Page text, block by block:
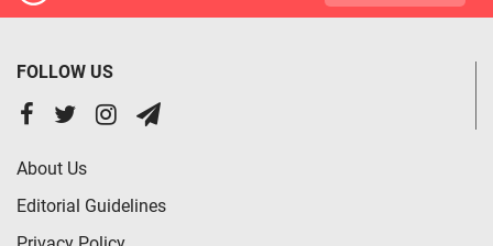
FOLLOW US
About Us
Editorial Guidelines